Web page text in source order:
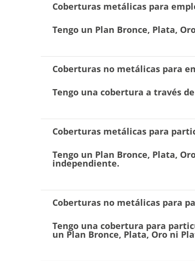
Coberturas metálicas para
Tengo un Plan Bronce, Plata,
Coberturas no metálicas para
Tengo una cobertura a través
Coberturas metálicas para
Tengo un Plan Bronce, Plata,
independiente.
Coberturas no metálicas para
Tengo una cobertura para
un Plan Bronce, Plata, Oro ni